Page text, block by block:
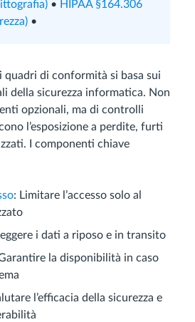
• HIPAA §164.306
•
quadri di conformità si basa sui
della sicurezza informatica. Non
opzionali, ma di controlli
l’esposizione a perdite, furti
I componenti chiave
: Limitare l’accesso solo al
i dati a riposo e in transito
la disponibilità in caso
l’efficacia della sicurezza e